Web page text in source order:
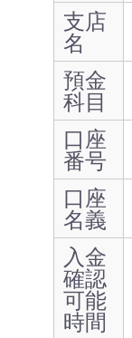
支店
名
預金
科目
口座
番号
口座
名義
入金
確認
可能
時間